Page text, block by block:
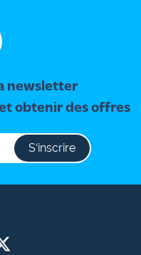
newsletter
obtenir des offres
S‘inscrire